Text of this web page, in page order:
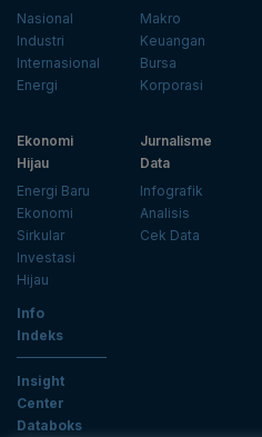
Nasional
Industri
Internasional
Energi
Makro
Keuangan
Bursa
Korporasi
Ekonomi
Hijau
Energi Baru
Ekonomi
Sirkular
Investasi
Hijau
Jurnalisme
Data
Infografik
Analisis
Cek Data
Info
Indeks
Insight
Center
Databoks